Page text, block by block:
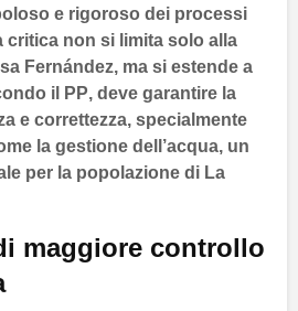
e rigoroso dei processi
critica non si limita solo alla
Fernández, ma si estende a
il
PP, deve garantire la
e correttezza, specialmente
la gestione dell’acqua, un
per la popolazione di La
maggiore controllo